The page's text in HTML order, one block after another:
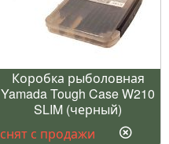
Коробка рыболовная
Yamada Tough Case W210
SLIM (черный)
снят с продажи